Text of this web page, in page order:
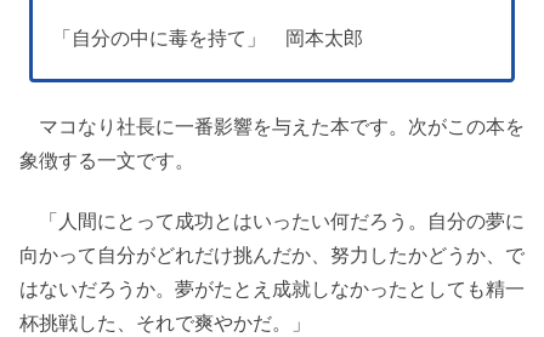
「自分の中に毒を持て」 岡本太郎
マコなり社長に一番影響を与えた本です。次がこの本を
象徴する一文です。
「人間にとって成功とはいったい何だろう。自分の夢に
向かって自分がどれだけ挑んだか、努力したかどうか、で
はないだろうか。夢がたとえ成就しなかったとしても精一
杯挑戦した、それで爽やかだ。」